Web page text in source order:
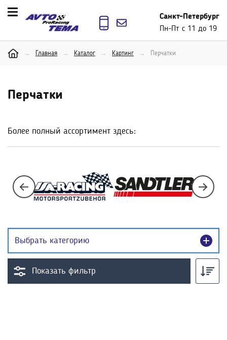
Санкт-Петербург
Пн-Пт с 11 до 19
→ Главная → Каталог → Картинг → Перчатки
Перчатки
Более полный ассортимент здесь:
Выбрать категорию
Показать фильтр